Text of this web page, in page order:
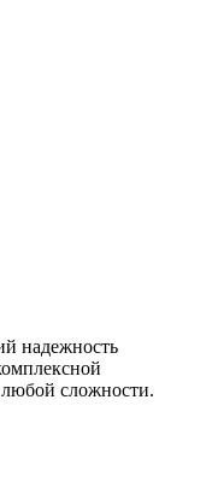
надежность
любой сложности.